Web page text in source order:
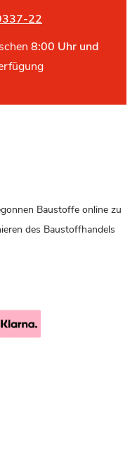
22
8:00 Uhr und
Baustoffe online zu
des Baustoffhandels